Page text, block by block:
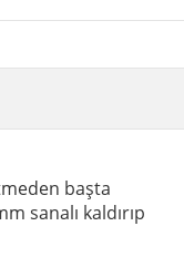
başta
sanalı kaldırıp